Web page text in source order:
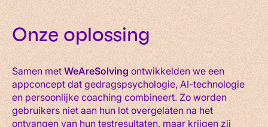
Onze oplossing
Samen metWeAreSolvingontwikkelden we een
appconcept dat gedragspsychologie, AI-technologie
en persoonlijke coaching combineert. Zo worden
gebruikers niet aan hun lot overgelaten na het
ontvangen van hun testresultaten, maar krijgen zij